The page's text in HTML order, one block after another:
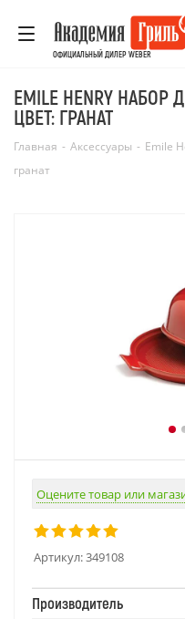
ОФИЦИАЛЬНЫЙ ДИЛЕР WEBER
EMILE HENRY
ЦВЕТ: ГРАНАТ
Главная - Аксессуары - Emile
гранат
Оцените товар или
Артикул:349108
Производитель